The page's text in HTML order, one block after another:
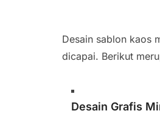
Desain sablon kaos
dicapai. Berikut
Desain Grafis